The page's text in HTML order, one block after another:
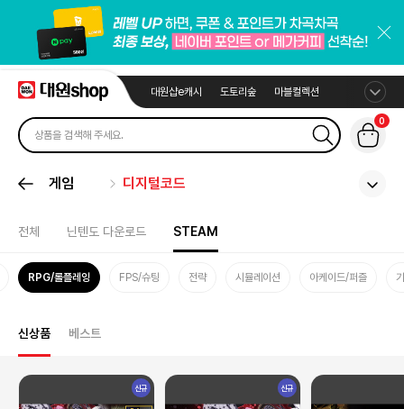
대원샵e캐시 도토리숲 마블컬렉션
0
게임 디지털코드
전체 닌텐도 다운로드 STEAM
RPG/롤플레잉 FPS/슈팅 전략 시뮬레이션 아케이드/퍼즐
신상품 베스트
신규 신규